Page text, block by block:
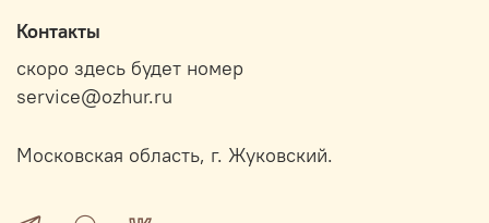
Контакты
скоро здесь будет номер
service@ozhur.ru
Московская область, г. Жуковский.